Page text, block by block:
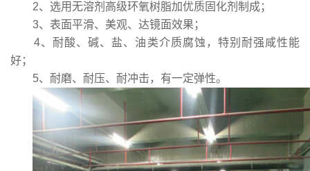
2、选用无溶剂高级环氧树脂加优质固化剂制成；
3、表面平滑、美观、达镜面效果；
4、耐酸、碱、盐、油类介质腐蚀，特别耐强咸性能
好；
5、耐磨、耐压、耐冲击，有一定弹性。